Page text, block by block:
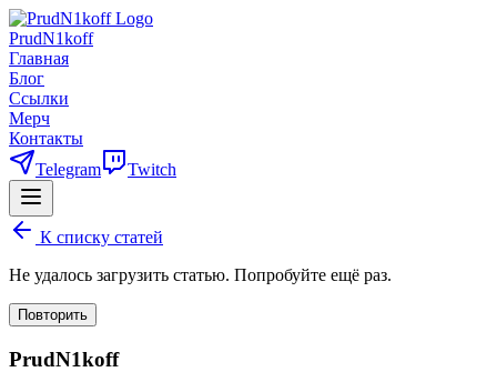
PrudN1koff
Главная
Блог
Ссылки
Мерч
Контакты
Telegram
Twitch
К списку статей
Не удалось загрузить статью. Попробуйте ещё раз.
Повторить
PrudN1koff